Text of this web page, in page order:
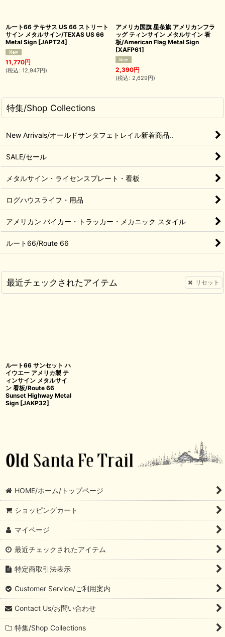
ルート66 テキサス US 66 ストリート
サイン メタルサイン/TEXAS US 66
Metal Sign [JAPT24]
11,770円
(税込 : 12,947円)
アメリカ国旗 星条旗 アメリカンフラ
ッグ ティンサイン メタルサイン 看
板/American Flag Metal Sign
[XAFP61]
2,390円
(税込 : 2,629円)
特集/Shop Collections
New Arrivals/オールドサンタフェトレイル新着商品..
SALE/セール
メタルサイン・ライセンスプレート・看板
ログハウスライフ・用品
アメリカン バイカー・トラッカー・メカニック スタイル
ルート66/Route 66
最近チェックされたアイテム リセット
ルート66 サンセット ハ
イウエー アメリカ製 テ
ィンサイン メタルサイ
ン 看板/Route 66
Sunset Highway Metal
Sign [JAKP32]
HOME/ホーム/トップページ
ショッピングカート
マイページ
最近チェックされたアイテム
特定商取引法表示
Customer Service/ご利用案内
Contact Us/お問い合わせ
特集/Shop Collections